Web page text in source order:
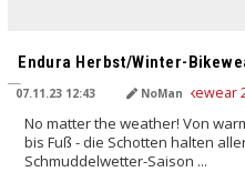
Endura Herbst/Winter-
07.11.23 12:43 NoMan
No matter the weather! Von
bis Fuß - die Schotten halten
Schmuddelwetter-Saison ...